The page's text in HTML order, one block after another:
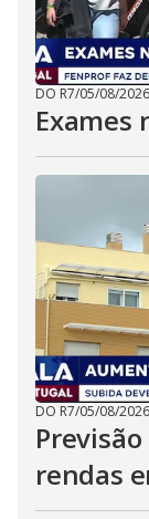
DO R7/05/08/2026
Exames
DO R7/05/08/2026
rendas